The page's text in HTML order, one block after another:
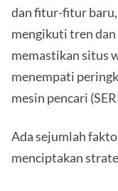
dan fitur-fitur
mengikuti tren
memastikan situs
menempati
mesin pencari
Ada sejumlah
menciptakan